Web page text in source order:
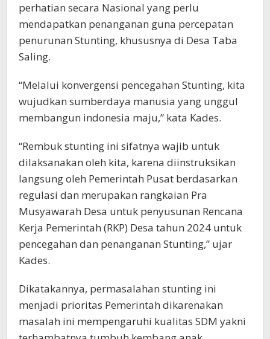
perhatian secara Nasional yang perlu
mendapatkan penanganan guna percepatan
penurunan Stunting, khususnya di Desa Taba
Saling.
“Melalui konvergensi pencegahan Stunting, kita
wujudkan sumberdaya manusia yang unggul
membangun indonesia maju,” kata Kades.
“Rembuk stunting ini sifatnya wajib untuk
dilaksanakan oleh kita, karena diinstruksikan
langsung oleh Pemerintah Pusat berdasarkan
regulasi dan merupakan rangkaian Pra
Musyawarah Desa untuk penyusunan Rencana
Kerja Pemerintah (RKP) Desa tahun 2024 untuk
pencegahan dan penanganan Stunting,” ujar
Kades.
Dikatakannya, permasalahan stunting ini
menjadi prioritas Pemerintah dikarenakan
masalah ini mempengaruhi kualitas SDM yakni